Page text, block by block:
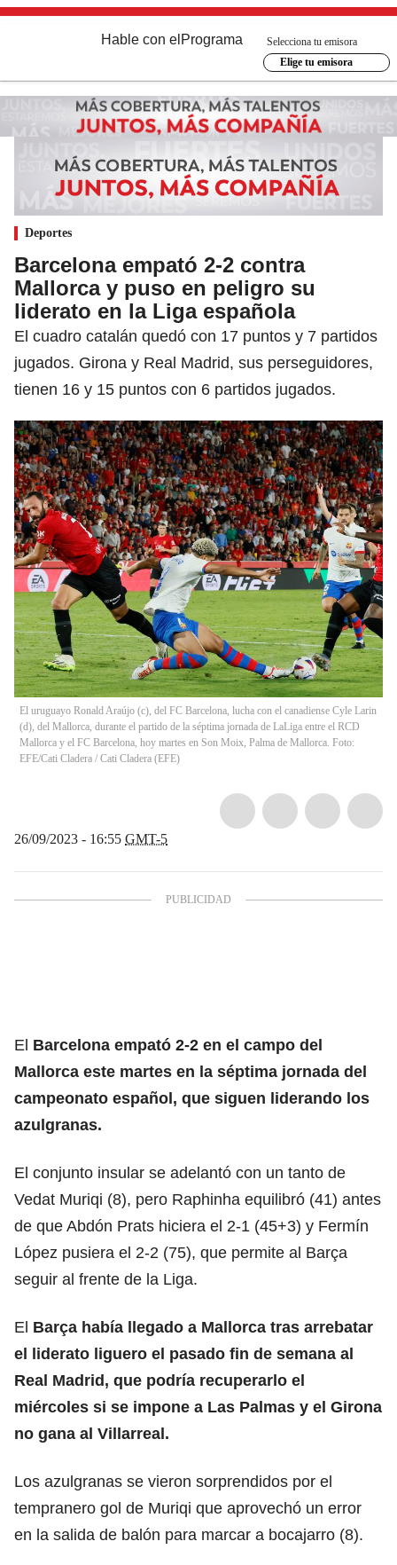
Hable con el Programa
Selecciona tu emisora
Elige tu emisora
Deportes
Barcelona empató 2-2 contra
Mallorca y puso en peligro su
liderato en la Liga española
El cuadro catalán quedó con 17 puntos y 7 partidos
jugados. Girona y Real Madrid, sus perseguidores,
tienen 16 y 15 puntos con 6 partidos jugados.
El uruguayo Ronald Araújo (c), del FC Barcelona, lucha con el canadiense Cyle Larin
(d), del Mallorca, durante el partido de la séptima jornada de LaLiga entre el RCD
Mallorca y el FC Barcelona, hoy martes en Son Moix, Palma de Mallorca. Foto:
EFE/Cati Cladera / Cati Cladera (EFE)
26/09/2023 - 16:55 GMT-5
El Barcelona empató 2-2 en el campo del
Mallorca este martes en la séptima jornada del
campeonato español, que siguen liderando los
azulgranas.
El conjunto insular se adelantó con un tanto de
Vedat Muriqi (8), pero Raphinha equilibró (41) antes
de que Abdón Prats hiciera el 2-1 (45+3) y Fermín
López pusiera el 2-2 (75), que permite al Barça
seguir al frente de la Liga.
El Barça había llegado a Mallorca tras arrebatar
el liderato liguero el pasado fin de semana al
Real Madrid, que podría recuperarlo el
miércoles si se impone a Las Palmas y el Girona
no gana al Villarreal.
Los azulgranas se vieron sorprendidos por el
tempranero gol de Muriqi que aprovechó un error
en la salida de balón para marcar a bocajarro (8).